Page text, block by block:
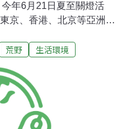
年6月21日夏至關燈活
京、香港、北京等亞洲城
致平均溫度升高2度時，
萬人次關燈、70分鐘省下
榮表示，關燈不只是一日
育與文化的開始。施純榮
用在照明，而根據統計
荒野 生活環境